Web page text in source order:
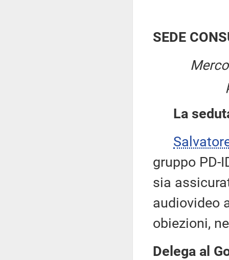
SEDE
La
gruppo PD-
sia
audiovideo
obiezioni,
Delega al